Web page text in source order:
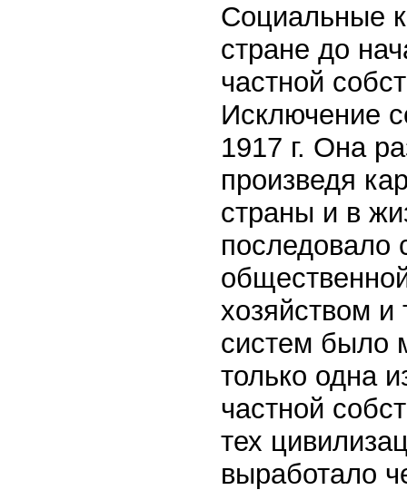
Социальные
стране до
частной
Исключение
1917 г. Она
произведя
страны и в
последовало
хозяйством и
систем было
только одна
частной
тех
выработало